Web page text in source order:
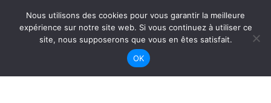
Nous utilisons des cookies pour vous garantir la meilleure
expérience sur notre site web. Si vous continuez à utiliser ce
site, nous supposerons que vous en êtes satisfait.
OK